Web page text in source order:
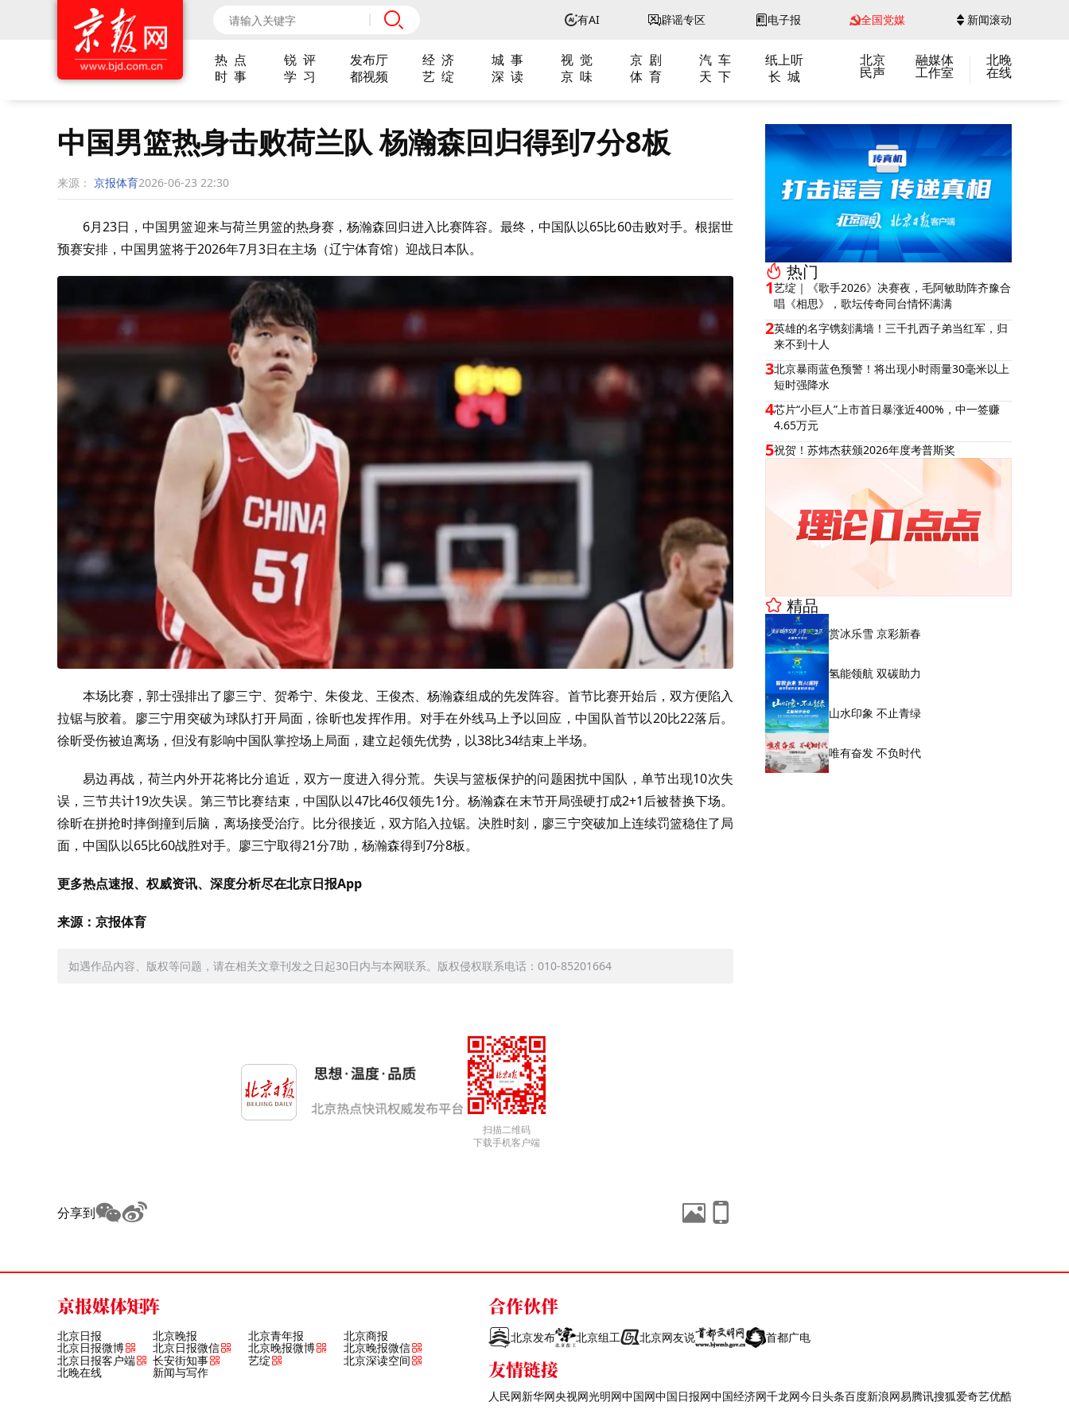
有AI 辟谣专区 电子报 全国党媒 新闻滚动
热 点 锐 评 发布厅 经 济 城 事 视 觉 京 剧 汽 车
纸上听
时 事
学 习 都视频 艺 绽 深 读 京 味 体 育 天 下 长 城
北京
民声
融媒体
工作室
北晚
在线
中国男篮热身击败荷兰队 杨瀚森回归得到7分8板
来源： 京报体育2026-06-23 22:30
6月23日，中国男篮迎来与荷兰男篮的热身赛，杨瀚森回归进入比赛阵容。最终，中国队以65比60击败对手。根据世
预赛安排，中国男篮将于‌2026年7月3日‌在主场（辽宁体育馆）迎战日本队。
本场比赛，郭士强排出了廖三宁、贺希宁、朱俊龙、王俊杰、杨瀚森组成的先发阵容。首节比赛开始后，双方便陷入
拉锯与胶着。廖三宁用突破为球队打开局面，徐昕也发挥作用。对手在外线马上予以回应，中国队首节以20比22落后。
徐昕受伤被迫离场，但没有影响中国队掌控场上局面，建立起领先优势，以38比34结束上半场。
易边再战，荷兰内外开花将比分追近，双方一度进入得分荒。失误与篮板保护的问题困扰中国队，单节出现10次失
误，三节共计19次失误。第三节比赛结束，中国队以47比46仅领先1分。杨瀚森在末节开局强硬打成2+1后被替换下场。
徐昕在拼抢时摔倒撞到后脑，离场接受治疗。比分很接近，双方陷入拉锯。决胜时刻，廖三宁突破加上连续罚篮稳住了局
面，中国队以65比60战胜对手。廖三宁取得21分7助，杨瀚森得到7分8板。
更多热点速报、权威资讯、深度分析尽在北京日报App
来源：京报体育
如遇作品内容、版权等问题，请在相关文章刊发之日起30日内与本网联系。版权侵权联系电话：010-85201664
扫描二维码
下载手机客户端
分享到
热门
1艺绽｜《歌手2026》决赛夜，毛阿敏助阵齐豫合
唱《相思》，歌坛传奇同台情怀满满
2英雄的名字镌刻满墙！三千扎西子弟当红军，归
来不到十人
3北京暴雨蓝色预警！将出现小时雨量30毫米以上
短时强降水
4芯片“小巨人”上市首日暴涨近400%，中一签赚
4.65万元
5祝贺！苏炜杰获颁2026年度考普斯奖
精品
赏冰乐雪 京彩新春
氢能领航 双碳助力
山水印象 不止青绿
唯有奋发 不负时代
京报媒体矩阵
北京日报 北京晚报 北京青年报 北京商报
北京日报微博 北京日报微信 北京晚报微博
北京晚报微信
北京日报客户端
长安街知事 艺绽 北京深读空间
北晚在线 新闻与写作
合作伙伴
北京发布 北京组工 北京网友说 首都广电
友情链接
人民网新华网央视网光明网中国网中国日报网中国经济网千龙网今日头条百度新浪网易腾讯搜狐爱奇艺优酷